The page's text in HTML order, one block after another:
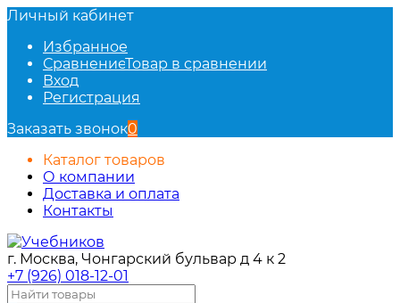
Личный кабинет
Избранное
СравнениеТовар в сравнении
Вход
Регистрация
Заказать звонок0
Каталог товаров
О компании
Доставка и оплата
Контакты
г. Москва, Чонгарский бульвар д 4 к 2
+7 (926) 018-12-01